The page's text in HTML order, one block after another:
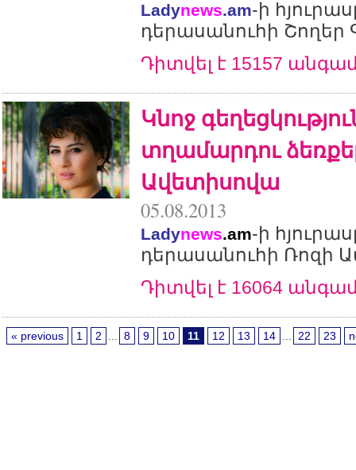
Ladynews.am-ի
դերասանուհի Շողեր
Դիտվել է 15157
Կնոջ
տղամարդու
Ավետիսովա
05.08.2013
Ladynews.am-ի
դերասանուհի Ռոզի
Դիտվել է 16064
« previous 1 2 8 9 10 11 12 13 14 22 23